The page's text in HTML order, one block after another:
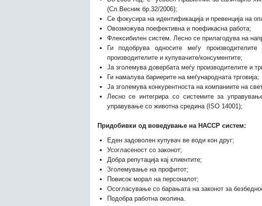
(Сл.Весник бр.32/2006);
Се фокусира на идентификација и превенција на
Овозможува поефективна и поефикасна работа;
Флексибилен систем. Лесно се прилагодува на
Ги подобрува односите меѓу
производителите и купувачите/консументите;
Ја зголемува довербата меѓу производителите и
Ги намалува бариерите на меѓународната трговија;
Ја зголемува конкурентноста на компаниите на
Лесно се интегрира со системите за
управување со животна средина (ISO 14001);
Придобивки од воведување на НАССР систем:
Еден задоволен купувач ве води кон друг;
Усогласеност со законот;
Добра репутација кај клиентите;
Зголемување на профитот;
Повисок морал на персоналот;
Осогласување со барањата на законот за
Подобра работна околина.